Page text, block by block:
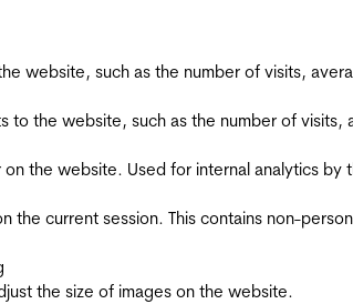
website, such as the number of visits,
to the website, such as the number of
on the website. Used for internal analytics
the current session. This contains non-
the size of images on the website.